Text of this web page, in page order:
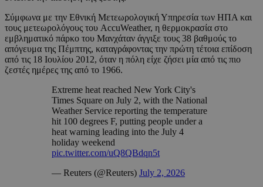
Σύμφωνα με την Εθνική Μετεωρολογική Υπηρεσία των ΗΠΑ και
τους μετεωρολόγους του AccuWeather, η θερμοκρασία στο
εμβληματικό πάρκο του Μανχάταν άγγιξε τους 38 βαθμούς το
απόγευμα της Πέμπτης, καταγράφοντας την πρώτη τέτοια επίδοση
από τις 18 Ιουλίου 2012, όταν η πόλη είχε ζήσει μία από τις πιο
ζεστές ημέρες της από το 1966.
Extreme heat reached New York City's
Times Square on July 2, with the National
Weather Service reporting the temperature
hit 100 degrees F, putting people under a
heat warning leading into the July 4
holiday weekend
pic.twitter.com/uQ8QBdqn5t
— Reuters (@Reuters) July 2, 2026